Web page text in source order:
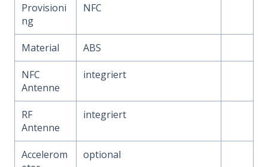
Provisioni
ng
NFC
Material ABS
NFC
Antenne
integriert
RF
Antenne
integriert
Accelerom
optional